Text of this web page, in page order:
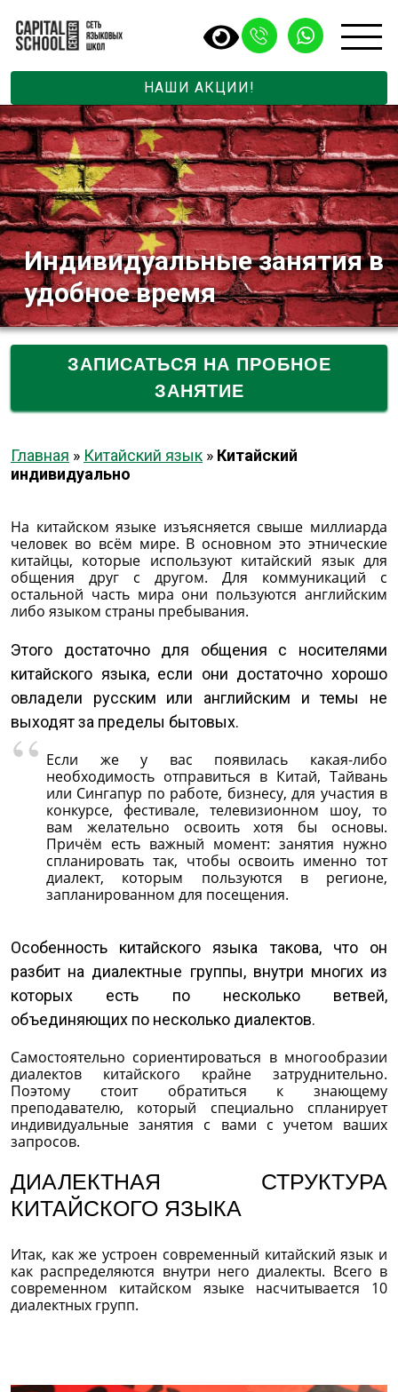
НАШИ АКЦИИ!
Индивидуальные занятия в
удобное время
ЗАПИСАТЬСЯ НА ПРОБНОЕ
ЗАНЯТИЕ
Главная » Китайский язык » Китайский
индивидуально
На китайском языке изъясняется свыше миллиарда
человек во всём мире. В основном это этнические
китайцы, которые используют китайский язык для
общения друг с другом. Для коммуникаций с
остальной часть мира они пользуются английским
либо языком страны пребывания.
Этого достаточно для общения с носителями
китайского языка, если они достаточно хорошо
овладели русским или английским и темы не
выходят за пределы бытовых.
Если же у вас появилась какая-либо
необходимость отправиться в Китай, Тайвань
или Сингапур по работе, бизнесу, для участия в
конкурсе, фестивале, телевизионном шоу, то
вам желательно освоить хотя бы основы.
Причём есть важный момент: занятия нужно
спланировать так, чтобы освоить именно тот
диалект, которым пользуются в регионе,
запланированном для посещения.
Особенность китайского языка такова, что он
разбит на диалектные группы, внутри многих из
которых есть по несколько ветвей,
объединяющих по несколько диалектов.
Самостоятельно сориентироваться в многообразии
диалектов китайского крайне затруднительно.
Поэтому стоит обратиться к знающему
преподавателю, который специально спланирует
индивидуальные занятия с вами с учетом ваших
запросов.
ДИАЛЕКТНАЯ СТРУКТУРА
КИТАЙСКОГО ЯЗЫКА
Итак, как же устроен современный китайский язык и
как распределяются внутри него диалекты. Всего в
современном китайском языке насчитывается 10
диалектных групп.